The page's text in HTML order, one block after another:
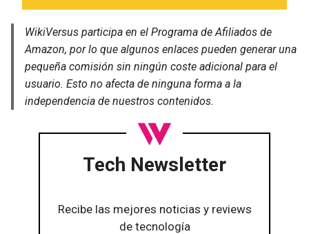
WikiVersus participa en el Programa de Afiliados de
Amazon, por lo que algunos enlaces pueden generar una
pequeña comisión sin ningún coste adicional para el
usuario. Esto no afecta de ninguna forma a la
independencia de nuestros contenidos.
Tech Newsletter
Recibe las mejores noticias y reviews
de tecnología